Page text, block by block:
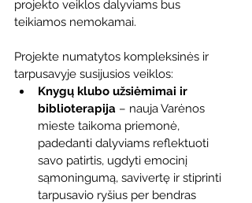
projekto veiklos dalyviams bus
teikiamos nemokamai.
Projekte numatytos kompleksinės ir
tarpusavyje susijusios veiklos:
Knygų klubo užsiėmimai ir
biblioterapija – nauja Varėnos
mieste taikoma priemonė,
padedanti dalyviams reflektuoti
savo patirtis, ugdyti emocinį
sąmoningumą, savivertę ir stiprinti
tarpusavio ryšius per bendras